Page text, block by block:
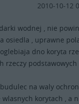
2010-10-12
wodnej , nie
osiedla , uprawne
dno koryta
rzeczy podstawowych
na waly
korytach , a